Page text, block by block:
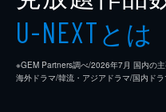
U-NEXTとは
※GEM Partners調べ/2026年7⽉ 国内の
海外ドラマ/韓流・アジアドラマ/国内ド